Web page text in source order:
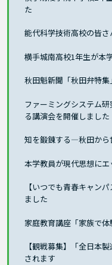
た
能代科学技術高校の皆
横手城南高校1年生が本
秋田魁新聞「秋田弁特
ファーミングシステム
る講演会を開催しました
知を鍛錬する―秋田から
本学教員が現代思想に
【いつでも青春キャン
ました
家庭教育講座「家族で体
【観戦募集】「全日本
されます